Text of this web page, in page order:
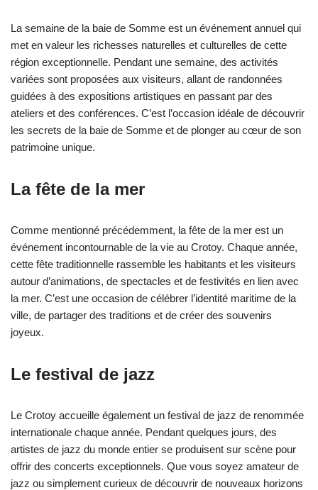
La semaine de la baie de Somme est un événement annuel qui
met en valeur les richesses naturelles et culturelles de cette
région exceptionnelle. Pendant une semaine, des activités
variées sont proposées aux visiteurs, allant de randonnées
guidées à des expositions artistiques en passant par des
ateliers et des conférences. C’est l’occasion idéale de découvrir
les secrets de la baie de Somme et de plonger au cœur de son
patrimoine unique.
La fête de la mer
Comme mentionné précédemment, la fête de la mer est un
événement incontournable de la vie au Crotoy. Chaque année,
cette fête traditionnelle rassemble les habitants et les visiteurs
autour d’animations, de spectacles et de festivités en lien avec
la mer. C’est une occasion de célébrer l’identité maritime de la
ville, de partager des traditions et de créer des souvenirs
joyeux.
Le festival de jazz
Le Crotoy accueille également un festival de jazz de renommée
internationale chaque année. Pendant quelques jours, des
artistes de jazz du monde entier se produisent sur scène pour
offrir des concerts exceptionnels. Que vous soyez amateur de
jazz ou simplement curieux de découvrir de nouveaux horizons